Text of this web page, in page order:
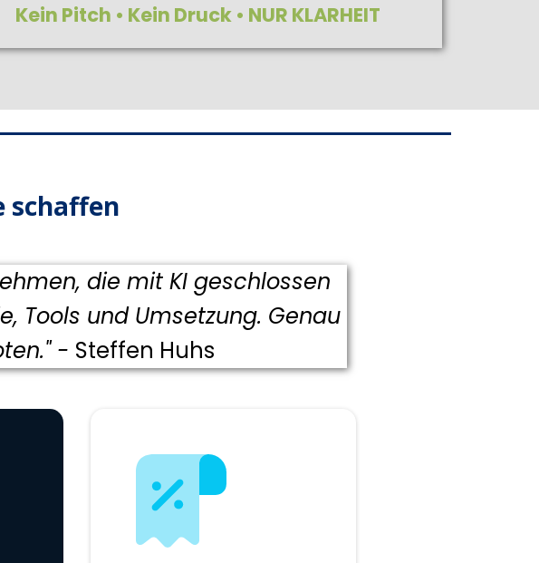
Kein Pitch • Kein Druck • NUR KLARHEIT
schaffen
die mit KI geschlossen
Tools und Umsetzung. Genau
- Steffen Huhs